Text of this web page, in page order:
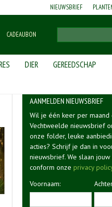
NIEUWSBRIEF
CADEAUBON
DIER
GEREEDSCHAP
AANMELDEN NIEUWSBRIEF
Wil je één keer per maand
Vechtweelde nieuwsbrief
onze folder, leuke
acties? Schrijf je dan in
nieuwsbrief. We slaan
conform onze privacy
Voornaam: